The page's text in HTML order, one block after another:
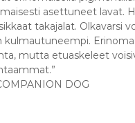
asettuneet lavat.
takajalat. Olkavarsi
kulmautuneempi.
mutta etuaskeleet
DOG